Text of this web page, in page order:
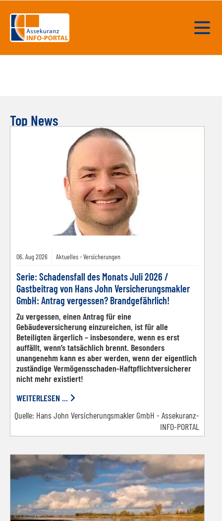
Top News
06. Aug 2026 Aktuelles - Versicherungen
Serie: Schadensfall des Monats Juli 2026 /
Gastbeitrag von Hans John Versicherungsmakler
GmbH: Antrag vergessen? Brandgefährlich!
Zu vergessen, einen Antrag für eine
Gebäudeversicherung einzureichen, ist für alle
Beteiligten ärgerlich – insbesondere, wenn es erst
auffällt, wenn’s tatsächlich brennt. Besonders
unangenehm kann es aber werden, wenn der eigentlich
zuständige Vermögensschaden-Haftpflichtversicherer
nicht mehr existiert!
WEITERLESEN ...
Quelle: Hans John Versicherungsmakler GmbH - Assekuranz-
INFO-PORTAL